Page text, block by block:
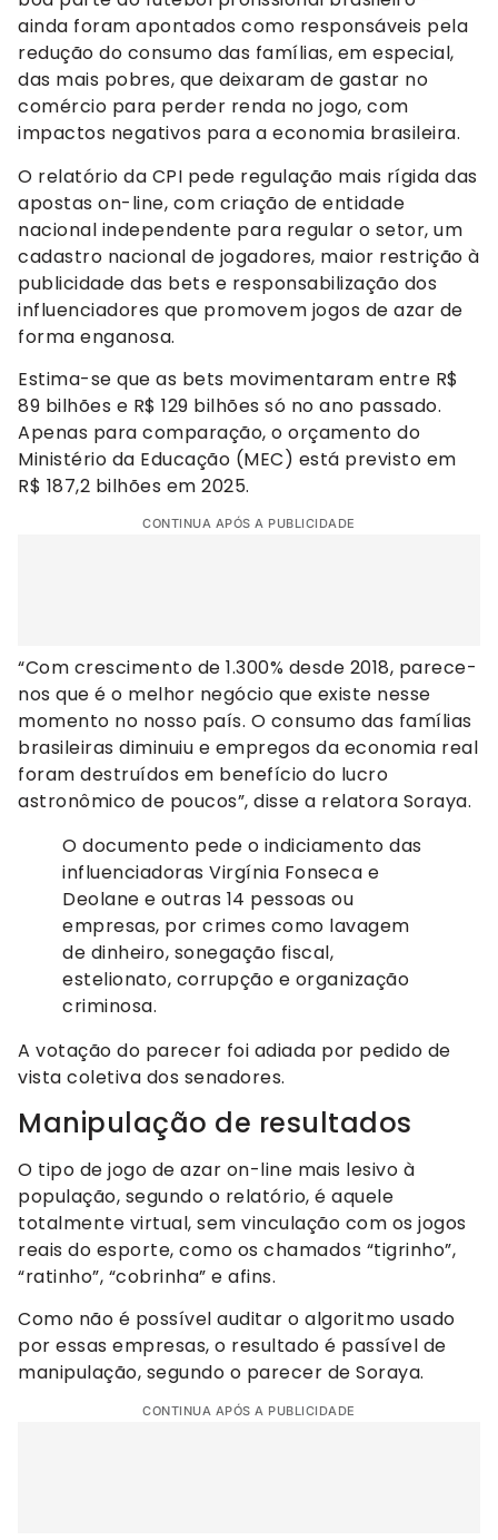
ainda foram apontados como responsáveis pela
redução do consumo das famílias, em especial,
das mais pobres, que deixaram de gastar no
comércio para perder renda no jogo, com
impactos negativos para a economia brasileira.
O relatório da CPI pede regulação mais rígida das
apostas on-line, com criação de entidade
nacional independente para regular o setor, um
cadastro nacional de jogadores, maior restrição à
publicidade das bets e responsabilização dos
influenciadores que promovem jogos de azar de
forma enganosa.
Estima-se que as bets movimentaram entre R$
89 bilhões e R$ 129 bilhões só no ano passado.
Apenas para comparação, o orçamento do
Ministério da Educação (MEC) está previsto em
R$ 187,2 bilhões em 2025.
CONTINUA APÓS A PUBLICIDADE
“Com crescimento de 1.300% desde 2018, parece-
nos que é o melhor negócio que existe nesse
momento no nosso país. O consumo das famílias
brasileiras diminuiu e empregos da economia real
foram destruídos em benefício do lucro
astronômico de poucos”, disse a relatora Soraya.
O documento pede o indiciamento das
influenciadoras Virgínia Fonseca e
Deolane e outras 14 pessoas ou
empresas, por crimes como lavagem
de dinheiro, sonegação fiscal,
estelionato, corrupção e organização
criminosa.
A votação do parecer foi adiada por pedido de
vista coletiva dos senadores.
Manipulação de resultados
O tipo de jogo de azar on-line mais lesivo à
população, segundo o relatório, é aquele
totalmente virtual, sem vinculação com os jogos
reais do esporte, como os chamados “tigrinho”,
“ratinho”, “cobrinha” e afins.
Como não é possível auditar o algoritmo usado
por essas empresas, o resultado é passível de
manipulação, segundo o parecer de Soraya.
CONTINUA APÓS A PUBLICIDADE